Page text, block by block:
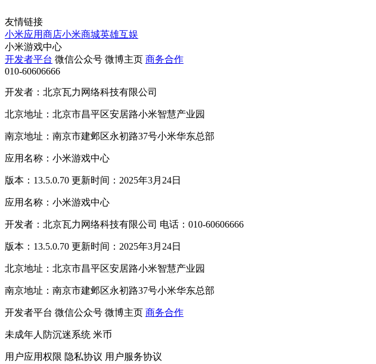
友情链接
小米应用商店小米商城英雄互娱
小米游戏中心
开发者平台 微信公众号 微博主页 商务合作
010-60606666
开发者：北京瓦力网络科技有限公司
北京地址：北京市昌平区安居路小米智慧产业园
南京地址：南京市建邺区永初路37号小米华东总部
应用名称：小米游戏中心
版本：13.5.0.70 更新时间：2025年3月24日
应用名称：小米游戏中心
开发者：北京瓦力网络科技有限公司 电话：010-60606666
版本：13.5.0.70 更新时间：2025年3月24日
北京地址：北京市昌平区安居路小米智慧产业园
南京地址：南京市建邺区永初路37号小米华东总部
开发者平台 微信公众号 微博主页 商务合作
未成年人防沉迷系统 米币
用户应用权限 隐私协议 用户服务协议